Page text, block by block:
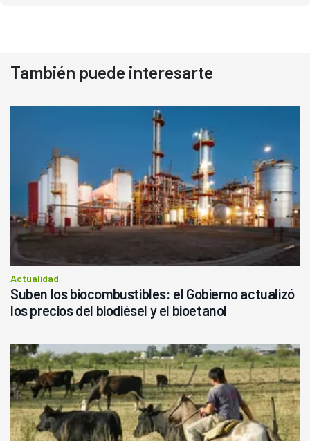
También puede interesarte
Actualidad
Suben los biocombustibles: el Gobierno actualizó
los precios del biodiésel y el bioetanol